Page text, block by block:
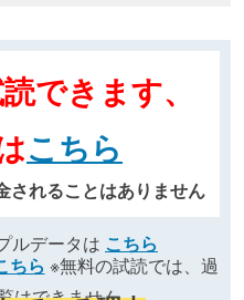
できます、
こちら
されることはありません
ルデータは こちら
ちら ※無料の試読では、過